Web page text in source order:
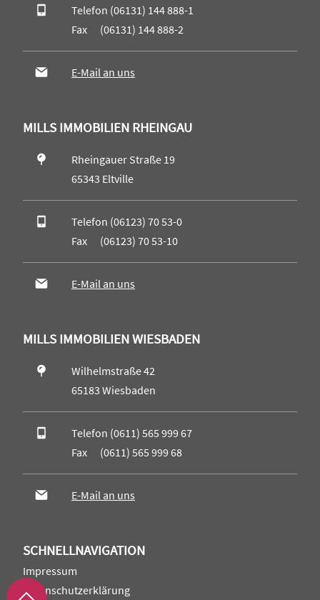
Telefon (06131) 144 888-1
Fax (06131) 144 888-2
E-Mail an uns
MILLS IMMOBILIEN RHEINGAU
Rheingauer Straße 19
65343 Eltville
Telefon (06123) 70 53-0
Fax (06123) 70 53-10
E-Mail an uns
MILLS IMMOBILIEN WIESBADEN
Wilhelmstraße 42
65183 Wiesbaden
Telefon (0611) 565 999 67
Fax (0611) 565 999 68
E-Mail an uns
SCHNELLNAVIGATION
Impressum
Datenschutzerklärung